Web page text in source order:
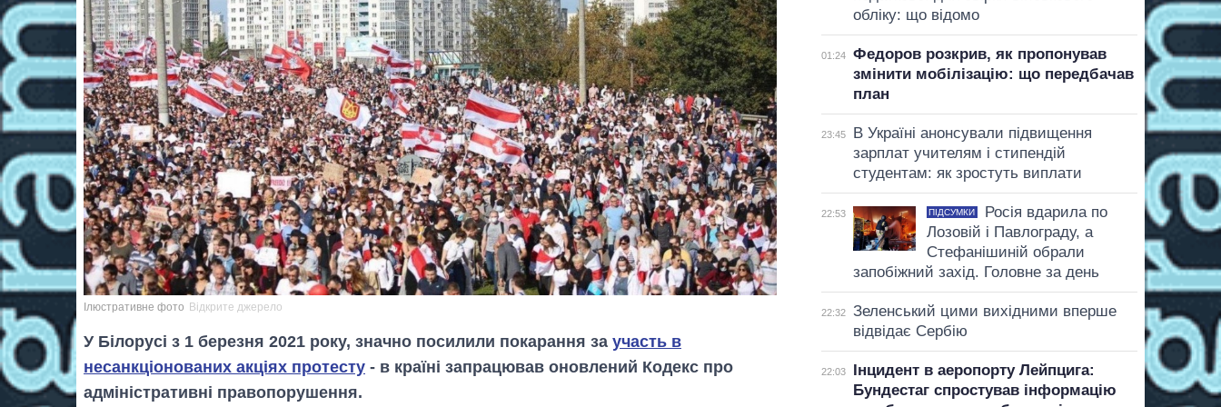
Ілюстративне фото Відкрите джерело
У Білорусі з 1 березня 2021 року, значно посилили покарання за участь в
несанкціонованих акціях протесту - в країні запрацював оновлений Кодекс про
адміністративні правопорушення.
обліку: що відомо
01:24
Федоров розкрив, як пропонував
змінити мобілізацію: що передбачав
план
23:45
В Україні анонсували підвищення
зарплат учителям і стипендій
студентам: як зростуть виплати
22:53 ПІДСУМКИ
Росія вдарила по
Лозовій і Павлограду, а
Стефанішиній обрали
запобіжний захід. Головне за день
22:32
Зеленський цими вихідними вперше
відвідає Сербію
22:03
Інцидент в аеропорту Лейпцига:
Бундестаг спростував інформацію